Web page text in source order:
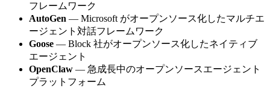
フレームワーク
AutoGen — Microsoft がオープンソース化したマルチエ
ージェント対話フレームワーク
Goose — Block 社がオープンソース化したネイティブ
エージェント
OpenClaw — 急成長中のオープンソースエージェント
プラットフォーム